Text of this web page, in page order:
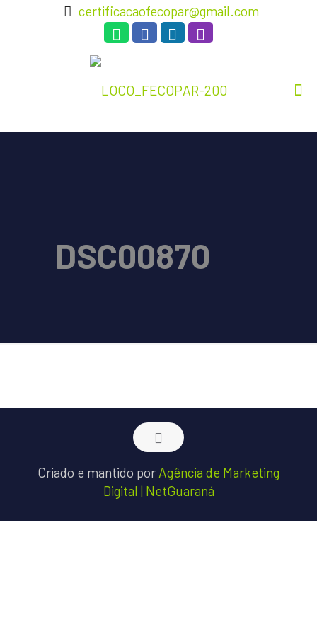
certificacaofecopar@gmail.com
DSC00870
Criado e mantido por Agência de Marketing
Digital | NetGuaraná